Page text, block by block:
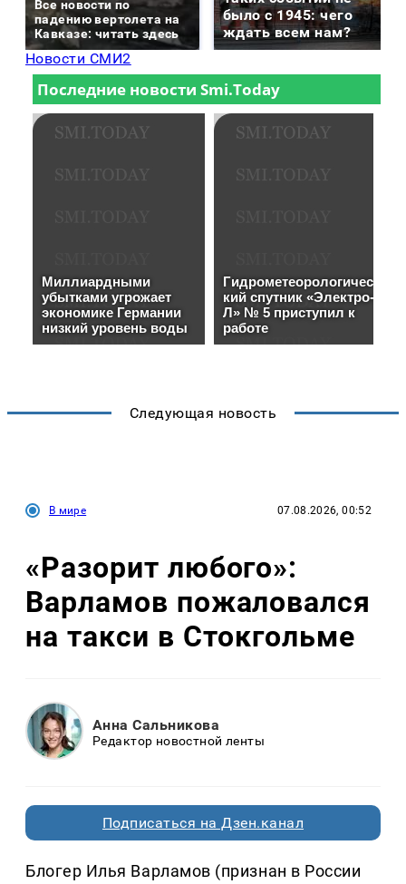
Все новости по
падению вертолета на
Кавказе: читать здесь
было с 1945: чего
ждать всем нам?
Новости СМИ2
Следующая новость
В мире 07.08.2026, 00:52
«Разорит любого»:
Варламов пожаловался
на такси в Стокгольме
Анна Сальникова
Редактор новостной ленты
Подписаться на Дзен.канал
Блогер Илья Варламов (признан в России